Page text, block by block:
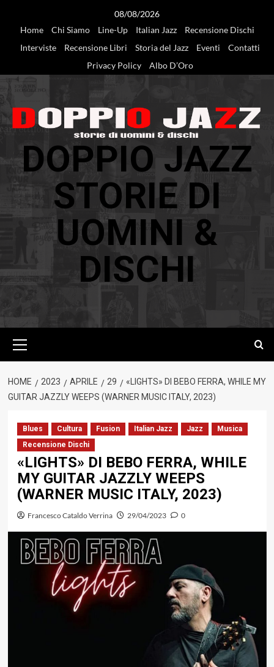
08/08/2026
Home
Chi Siamo Line-Up Italian Jazz
Recensione Dischi
Interviste
Recensione Libri Storia del Jazz Eventi
Contatti
Privacy Policy
Albo D’Oro
DOPPIO JAZZ
STORIE DI
UOMINI &
DISCHI
principale
HOME 2023 APRILE 29
«LIGHTS» DI BEBO FERRA, WHILE MY
GUITAR JAZZLY WEEPS (WARNER MUSIC ITALY, 2023)
Blues Cultura Fusion Italian Jazz Jazz
Musica
Recensione Dischi
«LIGHTS» DI BEBO FERRA, WHILE
MY GUITAR JAZZLY WEEPS
(WARNER MUSIC ITALY, 2023)
Francesco Cataldo Verrina 29/04/2023 0